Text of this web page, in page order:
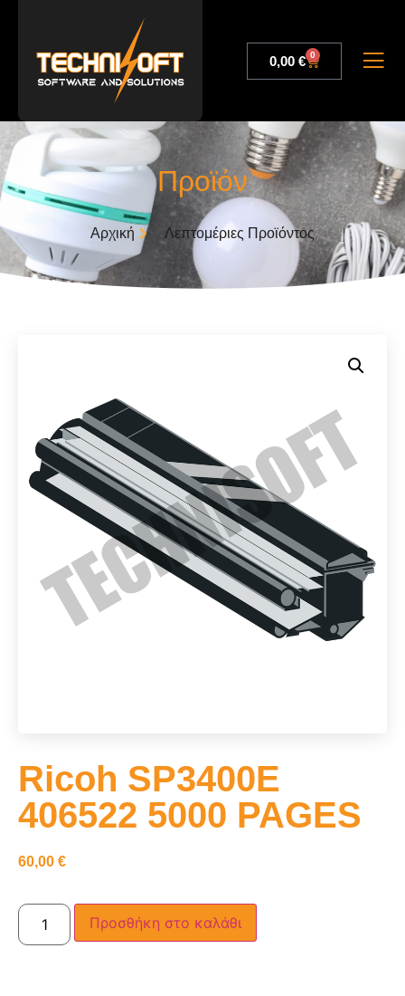
0,00 € 0
Προϊόν
Αρχική Λεπτομέριες Προϊόντος
Ricoh SP3400E
406522 5000 PAGES
60,00 €
Προσθήκη στο καλάθι